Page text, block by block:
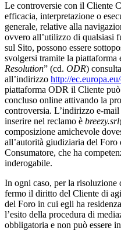
Le controversie con il Cliente
efficacia, interpretazione o
generale, relative alla
ovvero all’utilizzo di qualsiasi
sul Sito, possono essere
svolgersi tramite la piattaforma
Resolution” (cd. ODR)
all’indirizzo http://
piattaforma ODR il Cliente
concluso online attivando la
controversia. L’indirizzo e-
inserire nel reclamo è
composizione amichevole
all’autorità giudiziaria del
Consumatore, che ha
inderogabile.
In ogni caso, per la risoluzione
fermo il diritto del Cliente di
del Foro in cui egli ha
l’esito della procedura di
obbligatoria e non può essere